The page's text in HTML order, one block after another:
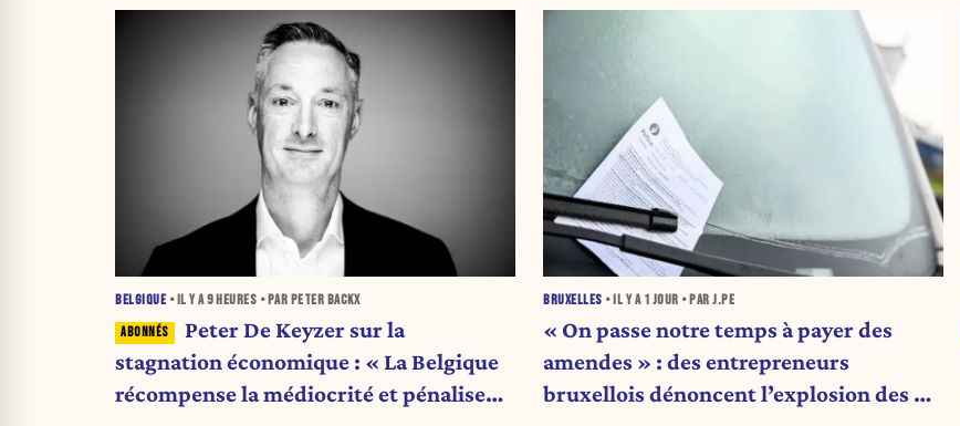
BELGIQUE • IL Y A9 HEURES • PAR PETER BACKX
Peter De Keyzer sur la
stagnation économique : « La Belgique
récompense la médiocrité et pénalise
BRUXELLES • IL Y A 1 JOUR • PAR J.PE
« On passe notre temps à payer des
amendes » : des entrepreneurs
bruxellois dénoncent l’explosion des PV